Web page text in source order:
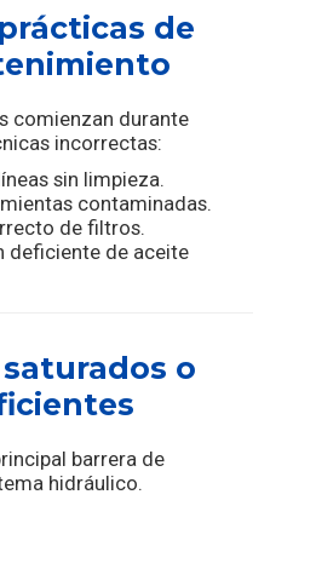
de
comienzan durante
incorrectas:
sin limpieza.
contaminadas.
de filtros.
deficiente de aceite
o
barrera de
hidráulico.